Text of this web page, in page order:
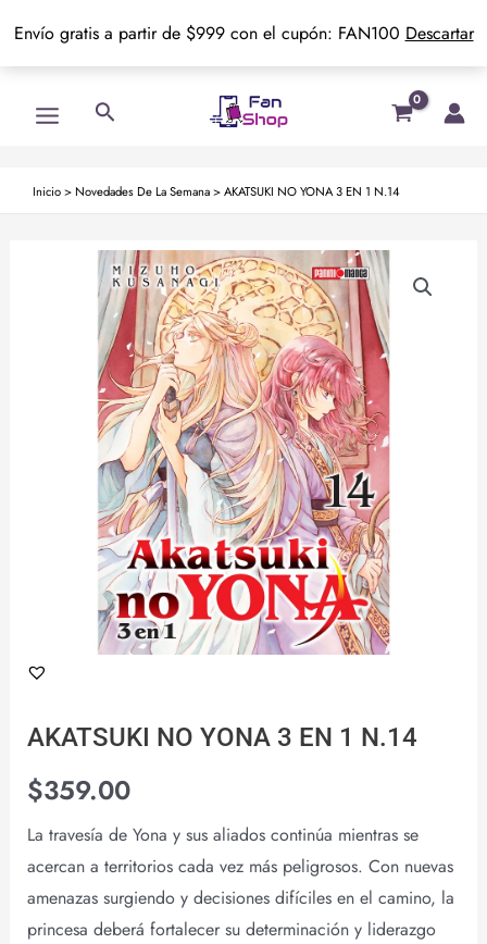
Envío gratis a partir de $999 con el cupón: FAN100 Descartar
Menu
Buscar
Inicio> Novedades De La Semana>AKATSUKI NO YONA 3 EN 1 N.14
AKATSUKI NO YONA 3 EN 1 N.14
$359.00
La travesía de Yona y sus aliados continúa mientras se
acercan a territorios cada vez más peligrosos. Con nuevas
amenazas surgiendo y decisiones difíciles en el camino, la
princesa deberá fortalecer su determinación y liderazgo
AKATSUKI